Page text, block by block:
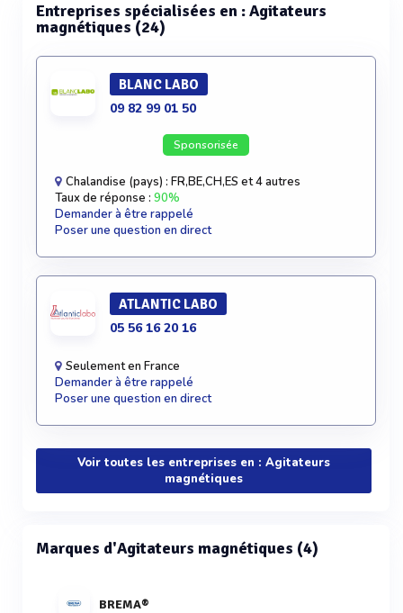
Entreprises spécialisées en : Agitateurs
magnétiques (24)
BLANC LABO
09 82 99 01 50
Sponsorisée
Chalandise (pays) : FR,BE,CH,ES et 4 autres
Taux de réponse : 90%
Demander à être rappelé
Poser une question en direct
ATLANTIC LABO
05 56 16 20 16
Seulement en France
Demander à être rappelé
Poser une question en direct
Voir toutes les entreprises en : Agitateurs
magnétiques
Marques d'Agitateurs magnétiques (4)
BREMA®